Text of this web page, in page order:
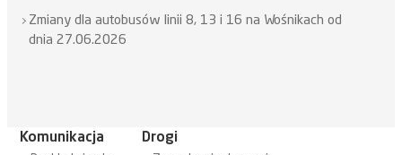
Zmiany dla autobusów linii 8, 13 i 16 na Wośnikach od
dnia 27.06.2026
Komunikacja Drogi